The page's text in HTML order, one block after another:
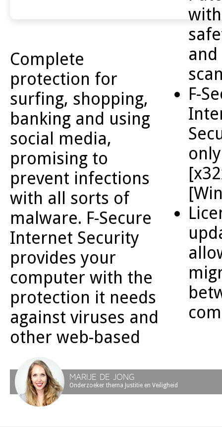
Complete
protection for
surfing, shopping,
banking and using
social media,
promising to
prevent infections
with all sorts of
malware. F-Secure
Internet Security
provides your
computer with the
protection it needs
against viruses and
other web-based
F-
MARIJE DE JONG
Onderzoeker thema Justitie en Veiligheid